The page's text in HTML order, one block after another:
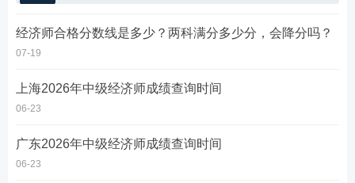
经济师合格分数线是多少？两科满分多少分，会降分吗？
07-19
上海​2026年中级经济师成绩查询时间
06-23
广东​2026年中级经济师成绩查询时间
06-23